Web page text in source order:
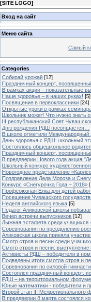
[SITE LOGO]
Вход на сайт
Меню сайта
Самый
Categories
Собирай урожай [12]
Праздничный концерт,
В рамках акции – показательные
Наше здоровье – в наших руках! [5]
Посвящение в первоклассники [24]
Открытые уроки в рамках
Школьник может! Что нужно знать
III республиканский Слет
Дню рождения РДШ посвящается…
В школе отметили Международный
День здоровья с РДШ: школьный
Состоялось общешкольное
Праздничный концерт,
В преддверии Нового года акция
Школьный конкурс
Новогоднее представление
Поздравление Деда Мороза и
Конкурс «Снегурочка Года – 2018»
Профсоюзная Елка для детей
Посещение Чувашского
Неделя английского языка [5]
Педагог Аликовской школы
Вечер встречи выпускников [12]
Лыжная эстафета среди учащихся
Cоревнования по преодолению
Аликовская школа приняла
Смотр строя и песни среди
Смотр строя и песни: выступление
Активисты РДШ – победители в
Подведены итоги смотра строя и
Соревнования по силовой
Состоялся праздничный концерт,
РДШ – на территориальном
Юные математики - победители и
Второй этап III Межрегионального
В преддверии 8 марта состоялся